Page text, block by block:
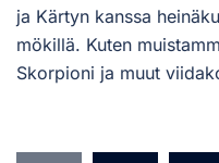
ja Kärtyn kanssa
mökillä. Kuten
Skorpioni ja muut